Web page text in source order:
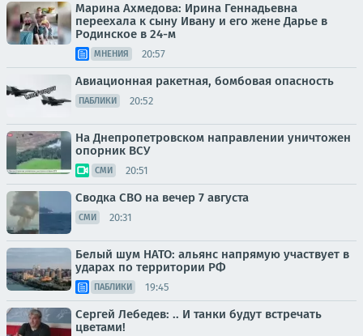
Марина Ахмедова: Ирина Геннадьевна
переехала к сыну Ивану и его жене Дарье в
Родинское в 24-м
МНЕНИЯ 20:57
Авиационная ракетная, бомбовая опасность
ПАБЛИКИ 20:52
На Днепропетровском направлении уничтожен
опорник ВСУ
СМИ 20:51
Сводка СВО на вечер 7 августа
СМИ 20:31
Белый шум НАТО: альянс напрямую участвует в
ударах по территории РФ
ПАБЛИКИ 19:45
Сергей Лебедев: .. И танки будут встречать
цветами!